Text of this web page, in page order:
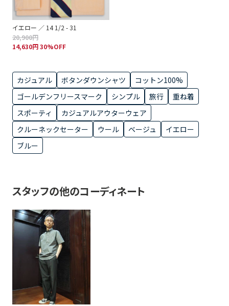
イエロー ／ 14 1/2 - 31
20,900円
14,630円 30%OFF
カジュアル ボタンダウンシャツ
コットン100%
ゴールデンフリースマーク
シンプル 旅行
重ね着
スポーティ
カジュアルアウターウェア
クルーネックセーター
ウール ベージュ
イエロー
ブルー
スタッフの他のコーディネート